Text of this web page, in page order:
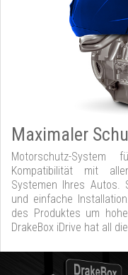
Maximaler
Motorschutz-System
Kompatibilität mit
Systemen Ihres Autos.
und einfache
des Produktes um
DrakeBox iDrive hat all